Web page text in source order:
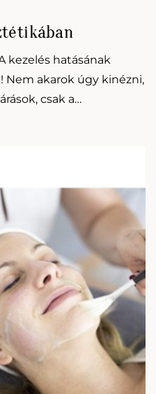
kezelés hatásának
Nem akarok úgy kinézni,
csak a